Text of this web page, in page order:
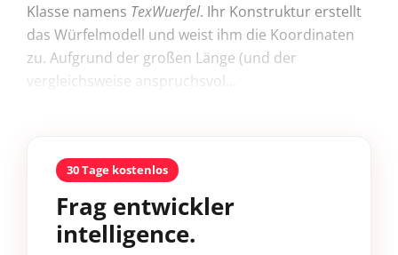
Klasse namens TexWuerfel. Ihr Konstruktur erstellt
das Würfelmodell und weist ihm die Koordinaten
zu. Aufgrund der großen Länge (und der
vergleichsweise anspruchsvol...
30 Tage kostenlos
Frag entwickler
intelligence.